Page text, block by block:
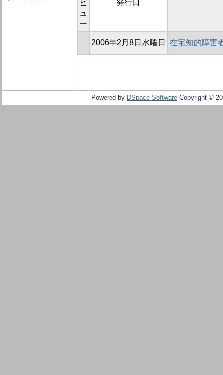
ビ
ュ
ー
発行日
2006年2月8日水曜日 在宅知的障害
Powered by DSpace Software Copyright ©